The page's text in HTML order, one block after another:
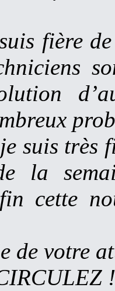
fière
suis très
la
cette
de votre